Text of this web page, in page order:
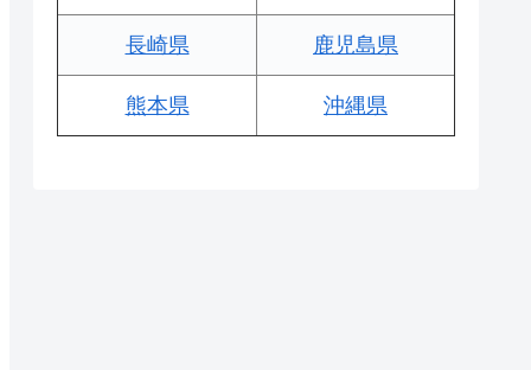
長崎県 鹿児島県
熊本県 沖縄県